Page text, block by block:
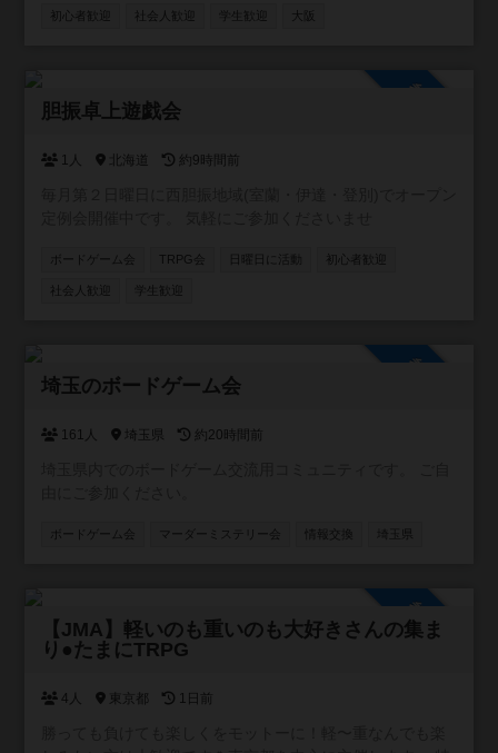
なのが好き。 ちなみにボードゲームアリーナとは関係あり
初心者歓迎 社会人歓迎 学生歓迎 大阪
胆振卓上遊戯会
1人 北海道 約9時間前
ボードゲーム会 TRPG会 初心者歓迎
社会人歓迎 学生歓迎
埼玉のボードゲーム会
161人 埼玉県 約20時間前
ボードゲーム会 マーダーミステリー会 情報交換
参加自由
【JMA】軽いのも重いのも大好きさんの集ま
り●たまにTRPG
4人 東京都 1日前